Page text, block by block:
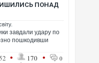
ПОНАД
завдали удару по
пошкодивши
• 170 • 0